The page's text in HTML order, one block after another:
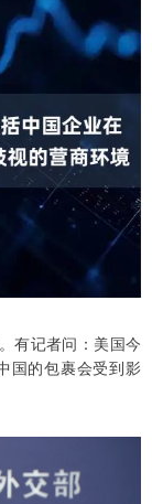
有记者问：美国今
国的包裹会受到影